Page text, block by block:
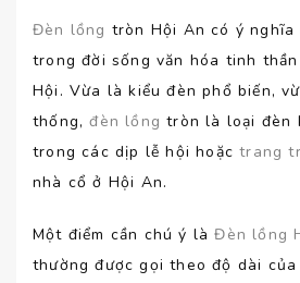
Đèn lồng tròn Hội An có ý
trong đời sống văn hóa tinh
Hội. Vừa là kiểu đèn phổ biến,
thống,đèn lồng tròn là loại đèn
trong các dịp lễ hội hoặctrang
nhà cổ ở Hội An.
Một điểm cần chú ý làĐèn lồng
thường được gọi theo độ dài